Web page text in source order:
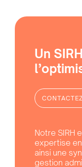
Un
Notre SIRH
expertise
ainsi une
gestion